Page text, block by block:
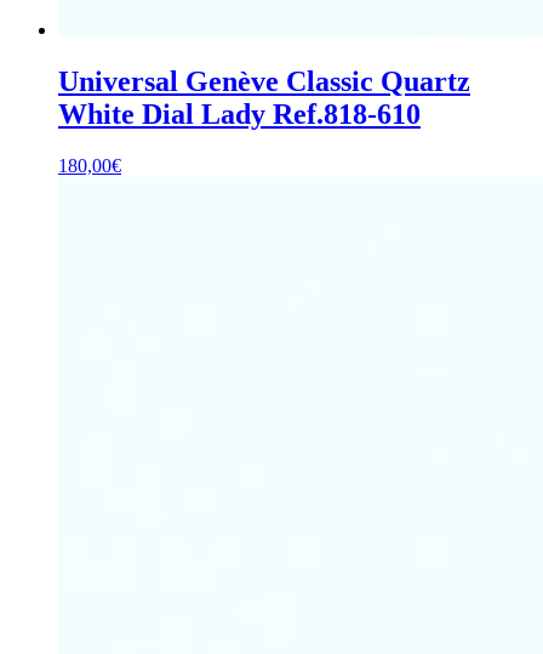
Universal Genève Classic Quartz
White Dial Lady Ref.818-610
180,00€